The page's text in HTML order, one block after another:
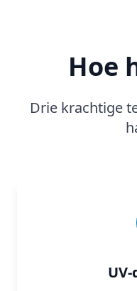
Hoe
Drie krachtige